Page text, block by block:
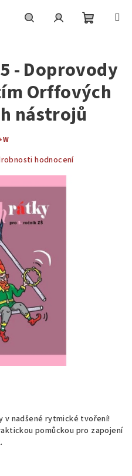
košík
v nadšené rytmické tvoření!
pomůckou pro zapojení
- Doprovody
Orffových
nástrojů
hodnocení